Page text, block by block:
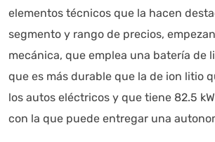
elementos técnicos que la hacen
segmento y rango de precios,
mecánica, que emplea una batería de
que es más durable que la de ion litio
los autos eléctricos y que tiene 82.5
con la que puede entregar una